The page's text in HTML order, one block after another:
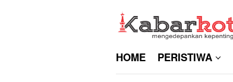
HOME PERISTIWA